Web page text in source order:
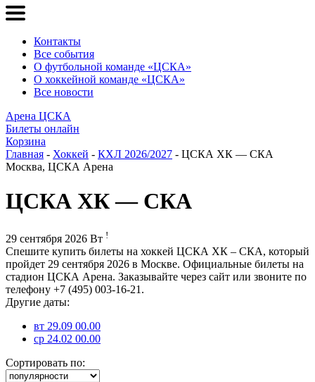
Контакты
Все события
О футбольной команде «ЦСКА»
О хоккейной команде «ЦСКА»
Все новости
Арена ЦСКА
Билеты онлайн
Корзина
Главная - Хоккей - КХЛ 2026/2027 - ЦСКА ХК — СКА
Москва, ЦСКА Арена
ЦСКА ХК — СКА
29 сентября 2026 Вт !
Спешите купить билеты на хоккей ЦСКА ХК – СКА, который
пройдет 29 сентября 2026 в Москве. Официальные билеты на
стадион ЦСКА Арена. Заказывайте через сайт или звоните по
телефону +7 (495) 003-16-21.
Другие даты:
вт 29.09 00.00
ср 24.02 00.00
Сортировать по: